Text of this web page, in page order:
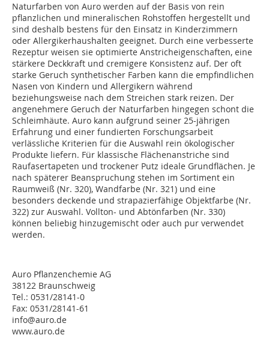
Naturfarben von Auro werden auf der Basis von rein
pflanzlichen und mineralischen Rohstoffen hergestellt und
sind deshalb bestens für den Einsatz in Kinderzimmern
oder Allergikerhaushalten geeignet. Durch eine verbesserte
Rezeptur weisen sie optimierte Anstricheigenschaften, eine
stärkere Deckkraft und cremigere Konsistenz auf. Der oft
starke Geruch synthetischer Farben kann die empfindlichen
Nasen von Kindern und Allergikern während
beziehungsweise nach dem Streichen stark reizen. Der
angenehmere Geruch der Naturfarben hingegen schont die
Schleimhäute. Auro kann aufgrund seiner 25-jährigen
Erfahrung und einer fundierten Forschungsarbeit
verlässliche Kriterien für die Auswahl rein ökologischer
Produkte liefern. Für klassische Flächenanstriche sind
Raufasertapeten und trockener Putz ideale Grundflächen. Je
nach späterer Beanspruchung stehen im Sortiment ein
Raumweiß (Nr. 320), Wandfarbe (Nr. 321) und eine
besonders deckende und strapazierfähige Objektfarbe (Nr.
322) zur Auswahl. Vollton- und Abtönfarben (Nr. 330)
können beliebig hinzugemischt oder auch pur verwendet
werden.
Auro Pflanzenchemie AG
38122 Braunschweig
Tel.: 0531/28141-0
Fax: 0531/28141-61
info@auro.de
www.auro.de